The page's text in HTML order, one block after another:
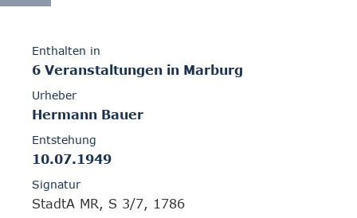
Enthalten in
6 Veranstaltungen in Marburg
Urheber
Hermann Bauer
Entstehung
10.07.1949
Signatur
StadtA MR, S 3/7, 1786